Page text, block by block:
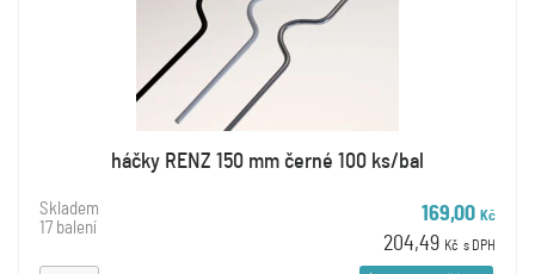
háčky RENZ 150 mm černé 100 ks/bal
Skladem
17 balení
169,00 Kč
204,49 Kč s DPH